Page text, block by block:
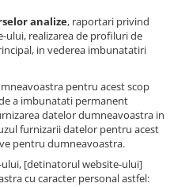
analize, raportari privind
ului, realizarea de profiluri de
in vederea imbunatatiri
pentru acest scop
a imbunatati permanent
datelor dumneavoastra in
furnizarii datelor pentru acest
pentru dumneavoastra.
[detinatorul website-ului]
cu caracter personal astfel: